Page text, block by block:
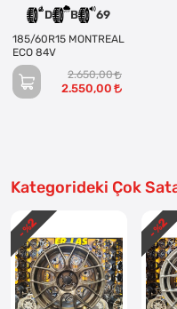
D B 69
185/60R15 MONTREAL
ECO 84V
2.650,00
2.550,00
Kategorideki Çok
- %
2 - %
2